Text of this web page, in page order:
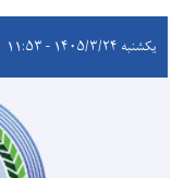
یکشنبه ۱۴۰۵/۳/۲۴ - ۱۱:۵۳